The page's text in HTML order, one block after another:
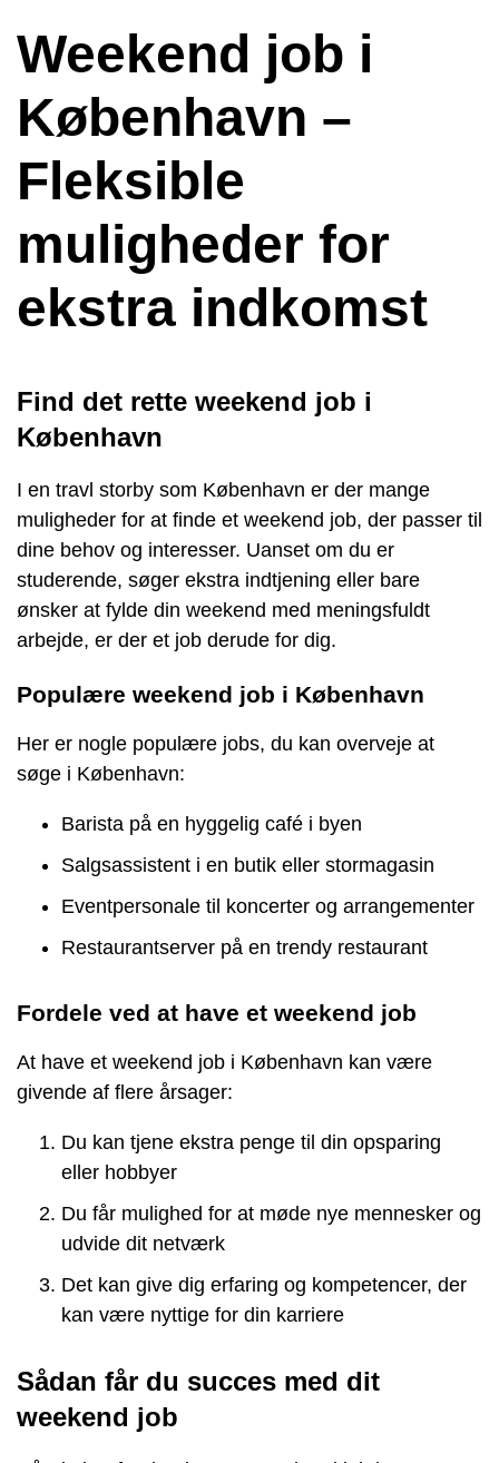
Weekend job i
København –
Fleksible
muligheder for
ekstra indkomst
Find det rette weekend job i
København
I en travl storby som København er der mange
muligheder for at finde et weekend job, der passer til
dine behov og interesser. Uanset om du er
studerende, søger ekstra indtjening eller bare
ønsker at fylde din weekend med meningsfuldt
arbejde, er der et job derude for dig.
Populære weekend job i København
Her er nogle populære jobs, du kan overveje at
søge i København:
Barista på en hyggelig café i byen
Salgsassistent i en butik eller stormagasin
Eventpersonale til koncerter og arrangementer
Restaurantserver på en trendy restaurant
Fordele ved at have et weekend job
At have et weekend job i København kan være
givende af flere årsager:
Du kan tjene ekstra penge til din opsparing
eller hobbyer
Du får mulighed for at møde nye mennesker og
udvide dit netværk
Det kan give dig erfaring og kompetencer, der
kan være nyttige for din karriere
Sådan får du succes med dit
weekend job